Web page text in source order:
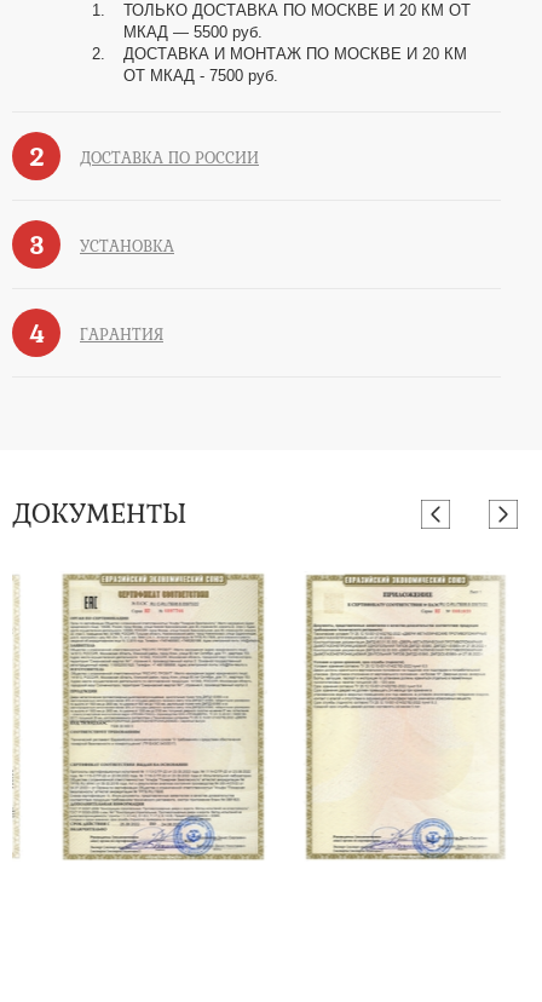
ТОЛЬКО ДОСТАВКА ПО МОСКВЕ И 20 КМ ОТ
МКАД — 5500 руб.
ДОСТАВКА И МОНТАЖ ПО МОСКВЕ И 20 КМ
ОТ МКАД - 7500 руб.
2 ДОСТАВКА ПО РОССИИ
3 УСТАНОВКА
4 ГАРАНТИЯ
ДОКУМЕНТЫ